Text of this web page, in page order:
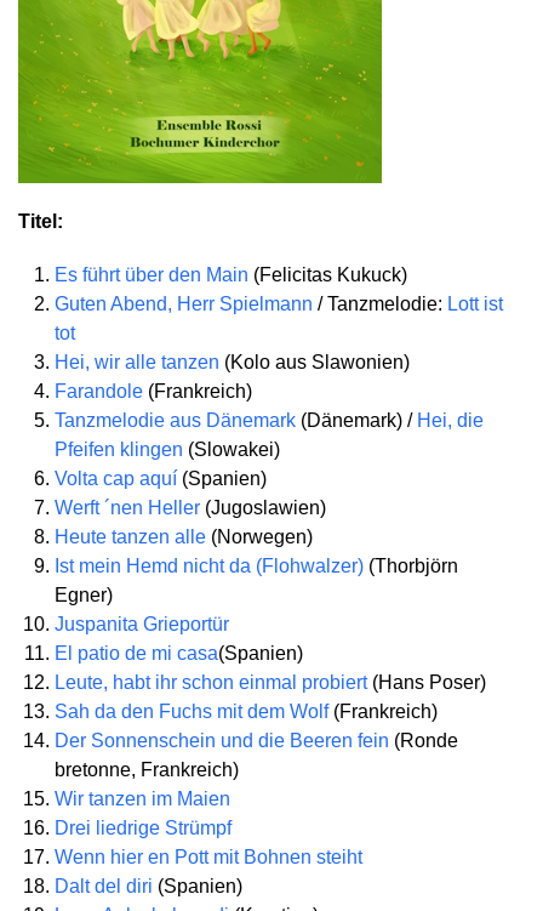
Titel:
Es führt über den Main (Felicitas Kukuck)
Guten Abend, Herr Spielmann / Tanzmelodie: Lott ist
tot
Hei, wir alle tanzen (Kolo aus Slawonien)
Farandole (Frankreich)
Tanzmelodie aus Dänemark (Dänemark) / Hei, die
Pfeifen klingen (Slowakei)
Volta cap aquí (Spanien)
Werft ´nen Heller (Jugoslawien)
Heute tanzen alle (Norwegen)
Ist mein Hemd nicht da (Flohwalzer) (Thorbjörn
Egner)
Juspanita Grieportür
El patio de mi casa(Spanien)
Leute, habt ihr schon einmal probiert(Hans Poser)
Sah da den Fuchs mit dem Wolf(Frankreich)
Der Sonnenschein und die Beeren fein (Ronde
bretonne, Frankreich)
Wir tanzen im Maien
Drei liedrige Strümpf
Wenn hier en Pott mit Bohnen steiht
Dalt del diri (Spanien)